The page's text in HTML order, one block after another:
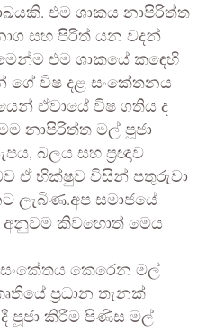
එම ශාකය නාපිරිත්ත
සහ පිරිත් යන වදන්
එම ශාකයේ කඳෙහි
විෂ දළ සංකේතනය
ඒවායේ විෂ ගතිය ද
නාපිරිත්ත මල් පූජා
බලය සහ ප්‍රඥාව
ඒ භික්ෂුව විසින් පතුරුවා
ලැබිණ.අප සමාජයේ
අනුවම කිවහොත් මෙය
සංකේතය කෙරෙන මල්
ප්‍රධාන තැනක්
පූජා කිරීම පිණිස මල්